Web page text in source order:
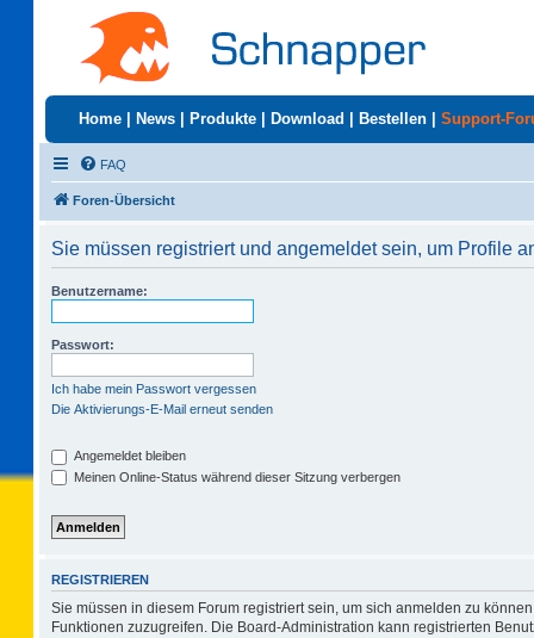
Home News Produkte Download Bestellen Support-
FAQ
Foren-Übersicht
Sie müssen registriert und angemeldet sein, um Profile
Benutzername:
Passwort:
Ich habe mein Passwort vergessen
Die Aktivierungs-E-Mail erneut senden
Angemeldet bleiben
Meinen Online-Status während dieser Sitzung verbergen
REGISTRIEREN
Sie müssen in diesem Forum registriert sein, um sich anmelden zu
Funktionen zuzugreifen. Die Board-Administration kann registrierten